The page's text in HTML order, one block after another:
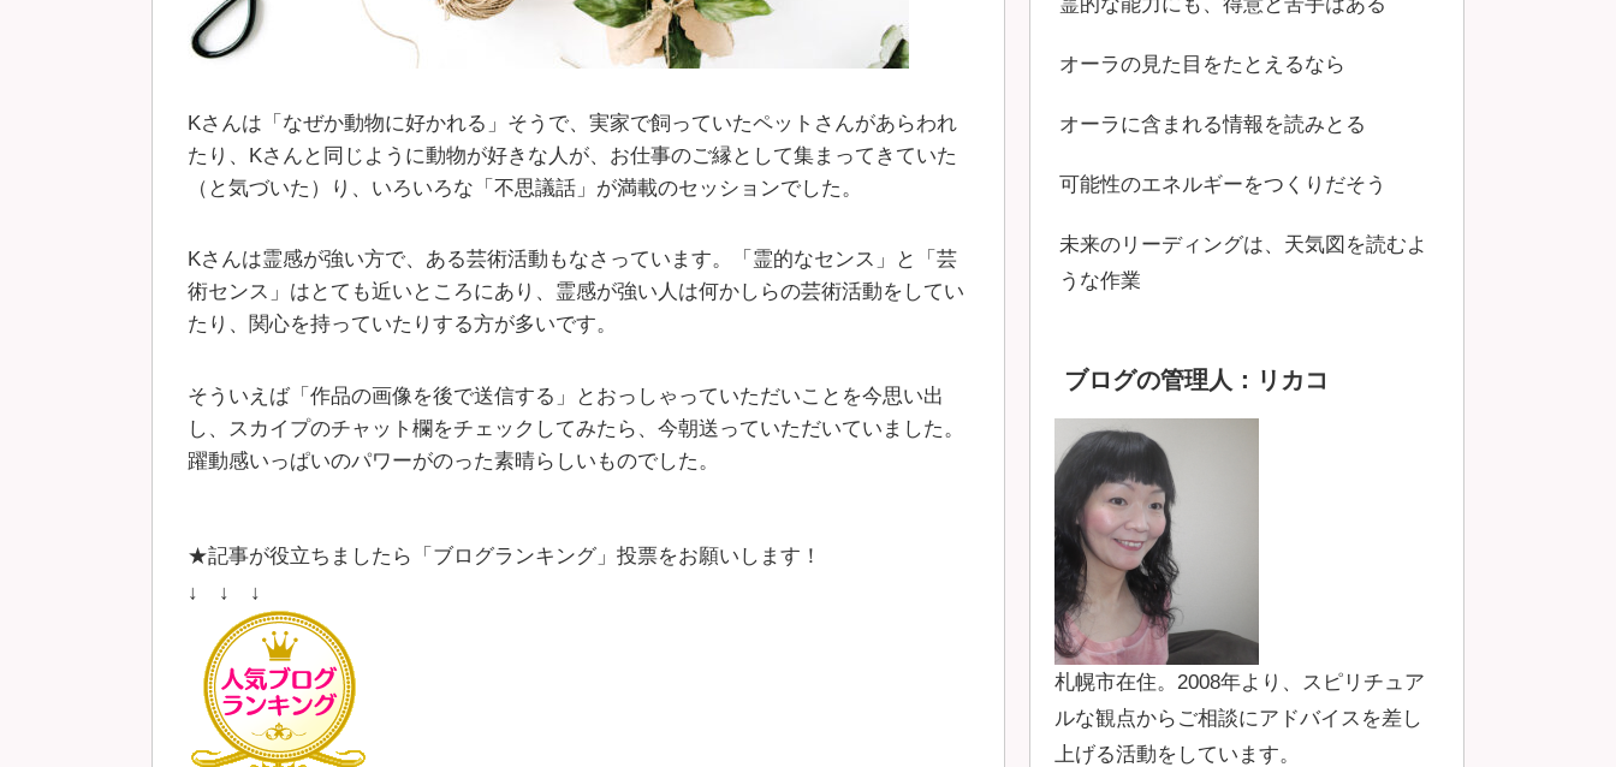
Kさんは「なぜか動物に好かれる」そうで、実家で飼っていたペットさんがあらわれ
たり、Kさんと同じように動物が好きな人が、お仕事のご縁として集まってきていた
（と気づいた）り、いろいろな「不思議話」が満載のセッションでした。
Kさんは霊感が強い方で、ある芸術活動もなさっています。「霊的なセンス」と「芸
術センス」はとても近いところにあり、霊感が強い人は何かしらの芸術活動をしてい
たり、関心を持っていたりする方が多いです。
そういえば「作品の画像を後で送信する」とおっしゃっていただいことを今思い出
し、スカイプのチャット欄をチェックしてみたら、今朝送っていただいていました。
躍動感いっぱいのパワーがのった素晴らしいものでした。
★記事が役立ちましたら「ブログランキング」投票をお願いします！
↓ ↓ ↓
オーラの見た目をたとえるなら
オーラに含まれる情報を読みとる
可能性のエネルギーをつくりだそう
未来のリーディングは、天気図を読むよ
うな作業
ブログの管理人：リカコ
札幌市在住。2008年より、スピリチュア
ルな観点からご相談にアドバイスを差し
上げる活動をしています。